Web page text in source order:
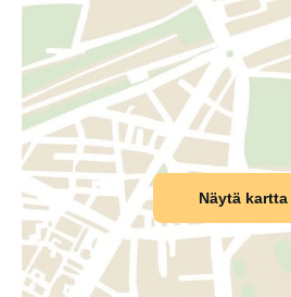
Näytä kartta